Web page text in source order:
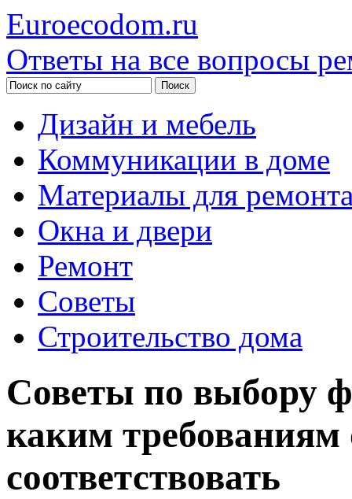
Euroecodom.ru
Ответы на все вопросы
Дизайн и мебель
Коммуникации в доме
Материалы для
Окна и двери
Ремонт
Советы
Строительство дома
Советы по выбору
каким
соответствовать